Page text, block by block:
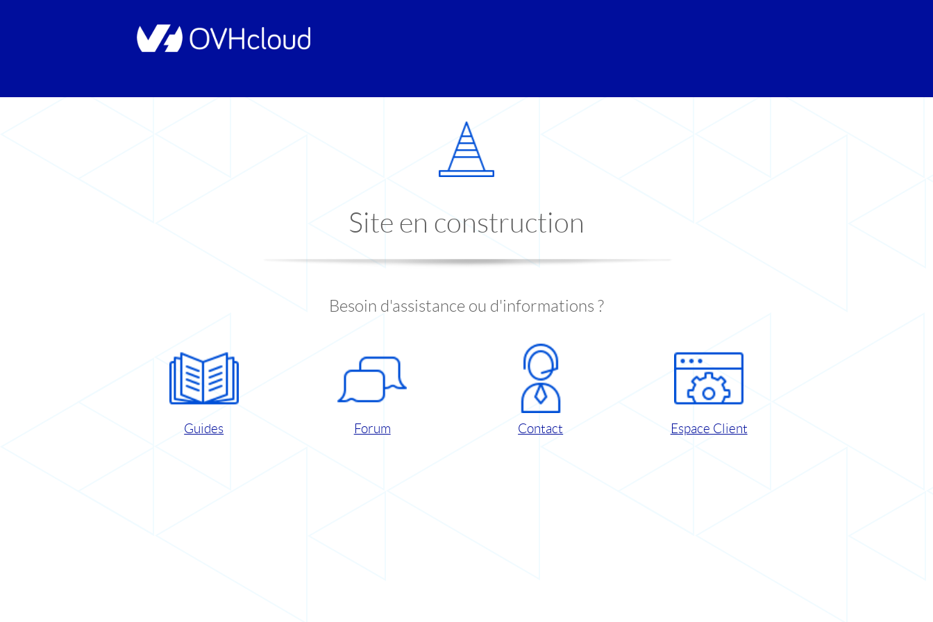
Site en construction
Besoin d'assistance ou d'informations ?
Guides Forum Contact Espace Client